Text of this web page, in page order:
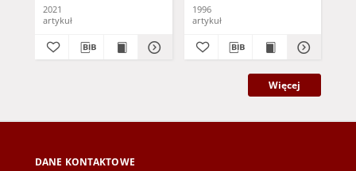
2021
artykuł
1996
artykuł
Więcej
DANE KONTAKTOWE